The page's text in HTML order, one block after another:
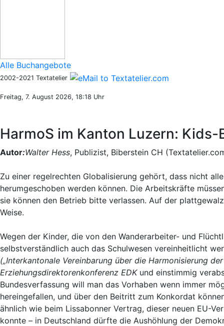
Alle Buchangebote
2002-2021 Textatelier
Freitag, 7. August 2026, 18:18 Uhr
HarmoS im Kanton Luzern:
Autor:Walter Hess, Publizist, Biberstein CH
Zu einer regelrechten Globalisierung gehört, dass nicht
herumgeschoben werden können. Die Arbeitskräfte
sie können den Betrieb bitte verlassen. Auf der
Weise.
Wegen der Kinder, die von den Wanderarbeiter- und
selbstverständlich auch das Schulwesen vereinheitlicht
(„Interkantonale Vereinbarung über die Harmonisierung
Erziehungsdirektorenkonferenz EDKund einstimmig
Bundesverfassung will man das Vorhaben wenn immer
hereingefallen, und über den Beitritt zum Konkordat
ähnlich wie beim Lissabonner Vertrag, dieser neuen EU-
konnte – in Deutschland dürfte die Aushöhlung der